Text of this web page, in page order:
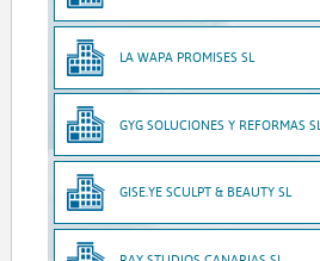
LA WAPA PROMISES SL
GYG SOLUCIONES Y REFORMAS SL
GISE.YE SCULPT & BEAUTY SL